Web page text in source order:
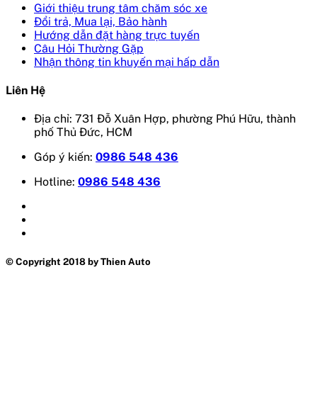
Giới thiệu trung tâm chăm sóc xe
Đổi trả, Mua lại, Bảo hành
Hướng dẫn đặt hàng trực tuyến
Câu Hỏi Thường Gặp
Nhận thông tin khuyến mại hấp dẫn
Liên Hệ
Địa chỉ: 731 Đỗ Xuân Hợp, phường Phú Hữu, thành
phố Thủ Đức, HCM
Góp ý kiến: 0986 548 436
Hotline: 0986 548 436
© Copyright 2018 by Thien Auto